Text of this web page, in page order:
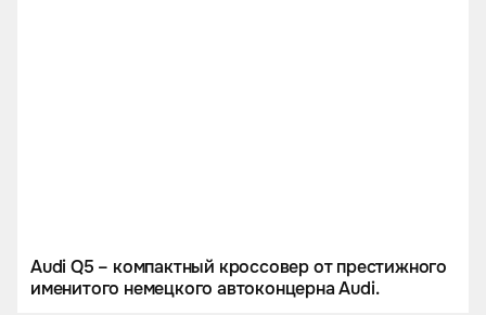
Audi Q5 – компактный кроссовер от престижного
именитого немецкого автоконцерна Audi.